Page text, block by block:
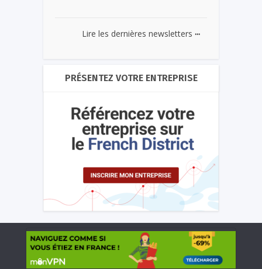
Lire les dernières newsletters ...
PRÉSENTEZ VOTRE ENTREPRISE